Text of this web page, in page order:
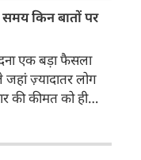
का मौका
किन बातों पर
एक बड़ा फैसला
जहां ज़्यादातर लोग
की कीमत को ही